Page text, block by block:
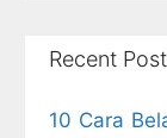
Recent
10 Cara